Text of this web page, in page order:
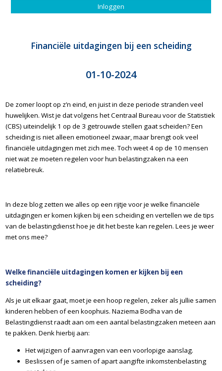
Inloggen
Financiële uitdagingen bij een scheiding
01-10-2024
De zomer loopt op z’n eind, en juist in deze periode stranden veel
huwelijken. Wist je dat volgens het Centraal Bureau voor de Statistiek
(CBS) uiteindelijk 1 op de 3 getrouwde stellen gaat scheiden? Een
scheiding is niet alleen emotioneel zwaar, maar brengt ook veel
financiële uitdagingen met zich mee. Toch weet 4 op de 10 mensen
niet wat ze moeten regelen voor hun belastingzaken na een
relatiebreuk.
In deze blog zetten we alles op een rijtje voor je welke financiële
uitdagingen er komen kijken bij een scheiding en vertellen we de tips
van de belastingdienst hoe je dit het beste kan regelen. Lees je weer
met ons mee?
Welke financiële uitdagingen komen er kijken bij een
scheiding?
Als je uit elkaar gaat, moet je een hoop regelen, zeker als jullie samen
kinderen hebben of een koophuis. Naziema Bodha van de
Belastingdienst raadt aan om een aantal belastingzaken meteen aan
te pakken. Denk hierbij aan:
Het wijzigen of aanvragen van een voorlopige aanslag.
Beslissen of je samen of apart aangifte inkomstenbelasting